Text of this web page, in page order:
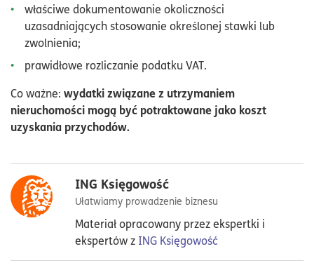
właściwe dokumentowanie okoliczności
uzasadniających stosowanie określonej stawki lub
zwolnienia;
prawidłowe rozliczanie podatku VAT.
Co ważne: wydatki związane z utrzymaniem
nieruchomości mogą być potraktowane jako koszt
uzyskania przychodów.
ING Księgowość
Ułatwiamy prowadzenie biznesu
Materiał opracowany przez ekspertki i
ekspertów z ING Księgowość